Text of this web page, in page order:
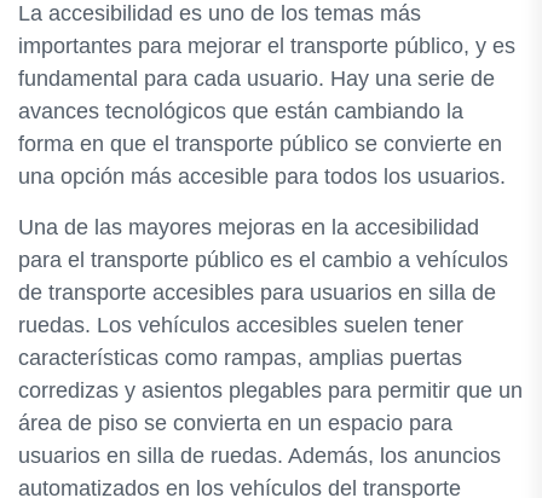
La accesibilidad es uno de los temas más
importantes para mejorar el transporte público, y es
fundamental para cada usuario. Hay una serie de
avances tecnológicos que están cambiando la
forma en que el transporte público se convierte en
una opción más accesible para todos los usuarios.
Una de las mayores mejoras en la accesibilidad
para el transporte público es el cambio a vehículos
de transporte accesibles para usuarios en silla de
ruedas. Los vehículos accesibles suelen tener
características como rampas, amplias puertas
corredizas y asientos plegables para permitir que un
área de piso se convierta en un espacio para
usuarios en silla de ruedas. Además, los anuncios
automatizados en los vehículos del transporte